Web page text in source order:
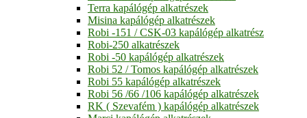
Terra kapálógép alkatrészek
Misina kapálógép alkatrészek
Robi -151 / CSK-03 kapálógép alkatrész
Robi-250 alkatrészek
Robi -50 kapálógép alkatrészek
Robi 52 / Tomos kapálógép alkatrészek
Robi 55 kapálógép alkatrészek
Robi 56 /66 /106 kapálógép alkatrészek
RK ( Szevafém ) kapálógép alkatrészek